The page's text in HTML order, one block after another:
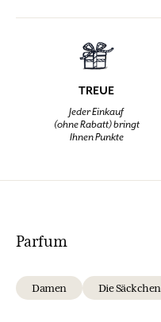
TREUE
Jeder Einkauf
(ohne Rabatt) bringt
Ihnen Punkte
Parfum
Damen Die Säckchen